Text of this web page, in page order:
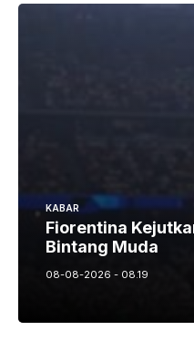
KABAR
Fiorentina
Bintang Muda
08-08-2026 - 08.19